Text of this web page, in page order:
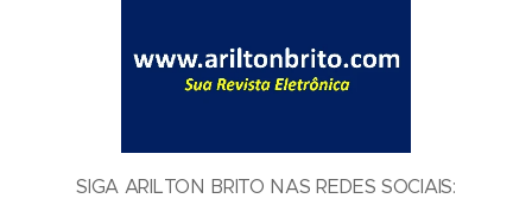
SIGA ARILTON BRITO NAS REDES SOCIAIS: